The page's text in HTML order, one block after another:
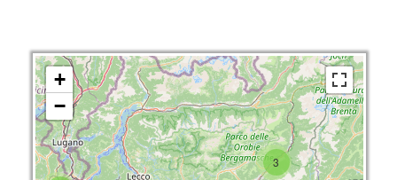
3
+
−